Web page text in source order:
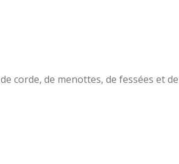
corde, de menottes, de fessées et de